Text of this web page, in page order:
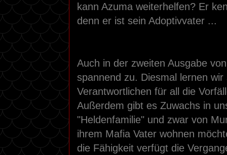
kann Azuma weiterhelfen? Er
denn er ist sein Adoptivvater ...
Auch in der zweiten Ausgabe
spannend zu. Diesmal lernen wir
Verantwortlichen für all die
Außerdem gibt es Zuwachs in
"Heldenfamilie" und zwar von
ihrem Mafia Vater wohnen
die Fähigkeit verfügt die